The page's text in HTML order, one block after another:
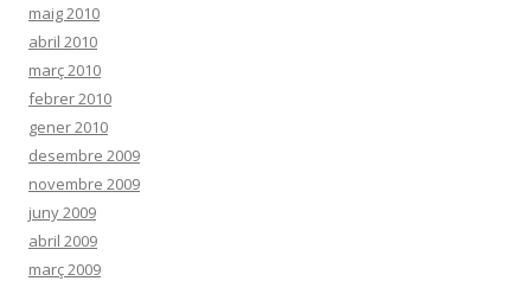
maig 2010
abril 2010
març 2010
febrer 2010
gener 2010
desembre 2009
novembre 2009
juny 2009
abril 2009
març 2009